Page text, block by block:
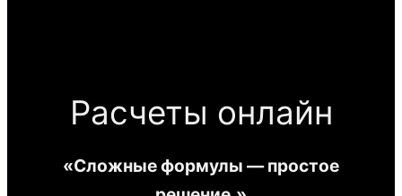
Расчеты онлайн
«Сложные формулы — простое